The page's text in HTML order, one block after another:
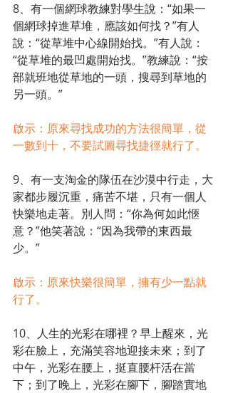
8、有一個網球教練對學生說：“如果一
個網球掉進草堆，應該如何找？”有人
說：“從草堆中心線開始找。”有人說：
“從草堆的最凹處開始找。”教練說：“按
部就班地從草地的一頭，搜尋到草地的
另一頭。”
啟示：原來尋找成功的方法很簡單，從
一數到十，不要試圖尋找捷徑就行了。
9、有一支淘金的隊伍在沙漠中行走，大
家都步履沉重，痛苦不堪，只有一個人
快樂地走著。別人問：“你為何如此愜
意？”他笑著說：“因為我帶的東西最
少。”
啟示：原來快樂很簡單，擁有少一點就
行了。
10、人生的光彩在哪裡？早上醒來，光
彩在臉上，充滿笑容地迎接未來；到了
中午，光彩在腰上，挺直腰杆活在當
下；到了晚上，光彩在腳下，腳踏實地